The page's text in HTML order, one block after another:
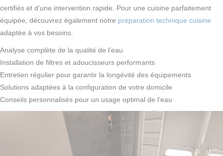
certifiés et d’une intervention rapide. Pour une cuisine parfaitement
équipée, découvrez également notre préparation technique cuisine
adaptée à vos besoins.
Analyse complète de la qualité de l’eau
Installation de filtres et adoucisseurs performants
Entretien régulier pour garantir la longévité des équipements
Solutions adaptées à la configuration de votre domicile
Conseils personnalisés pour un usage optimal de l’eau